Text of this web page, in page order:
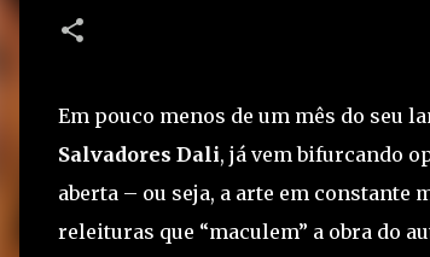
Em pouco menos de um mês do seu
Salvadores Dali, já vem bifurcando
aberta – ou seja, a arte em constante
releituras que “maculem” a obra do